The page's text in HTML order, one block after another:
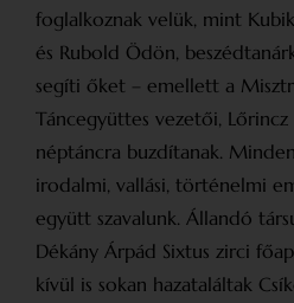
foglalkoznak velük, mint
és Rubold Ödön,
segíti őket – emellett a
Táncegyüttes vezetői,
néptáncra buzdítanak.
irodalmi, vallási, történelmi
együtt szavalunk. Állandó
Dékány Árpád Sixtus zirci
kívül is sokan hazataláltak